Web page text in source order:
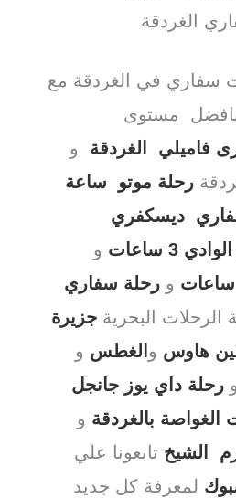
الغردقة
سفاري في الغردقة مع
مستوى
فاميلي الغردقة
و
رحلة موتو ساعة
ديسكفري
3 ساعات
و
و رحلة سفاري
الرحلات البحرية جزيرة
هاوس و الغطس و
رحلة داي يوز جانجل
الغواصة بالغردقة و
الشيخ تابعونا علي
لمعرفة كل جديد